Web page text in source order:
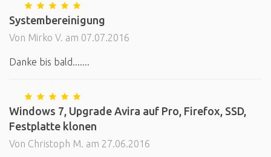
Systembereinigung
Von Mirko V. am 07.07.2016
Danke bis bald.......
Windows 7, Upgrade Avira auf Pro, Firefox, SSD,
Festplatte klonen
Von Christoph M. am 27.06.2016